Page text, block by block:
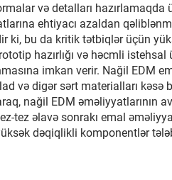
və detalları
ehtiyacı azaldan
ki, bu da kritik tətbiqlər üçün
hazırlığı və həcmli
imkan verir. Nağil EDM
və digər sərt materialları kəsə
nağil EDM əməliyyatlarının
tez əlavə sonrakı emal
dəqiqlikli komponentlər